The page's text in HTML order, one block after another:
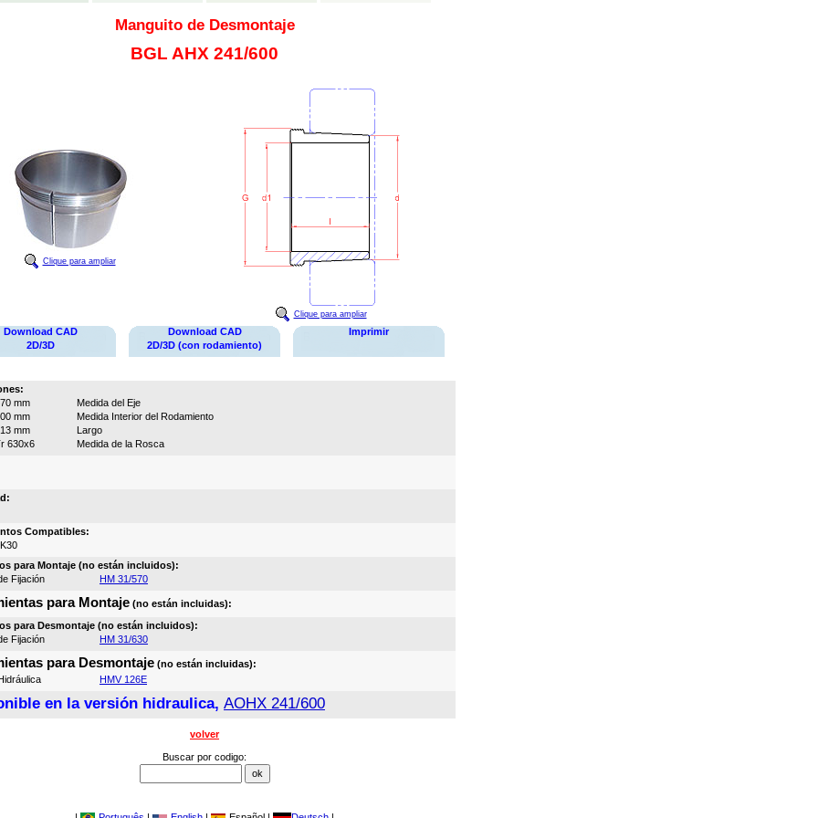
Manguito de Desmontaje
BGL AHX 241/600
Clique para ampliar
Clique para ampliar
Download CAD
2D/3D
Download CAD
2D/3D (con rodamiento)
Imprimir
mm
Medida del Eje
mm
Medida Interior del Rodamiento
mm
Largo
630x6
Medida de la Rosca
Compatibles:
para Montaje (no están incluidos):
Fijación
HM 31/570
para Montaje (no están incluidas):
para Desmontaje (no están incluidos):
Fijación
HM 31/630
para Desmontaje (no están incluidas):
HMV 126E
en la versión hidraulica, AOHX 241/600
volver
Buscar por codigo: